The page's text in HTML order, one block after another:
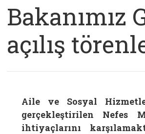
Bakanımız
açılış
Aile ve Sosyal
gerçekleştirilen Nefes
ihtiyaçlarını